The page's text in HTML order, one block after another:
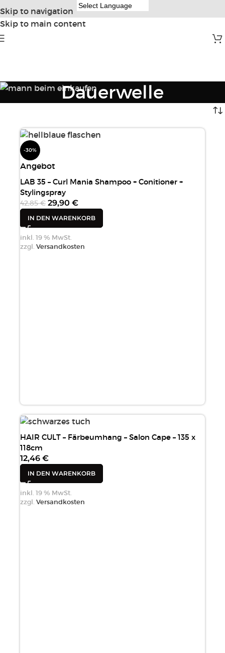
Skip to navigation
Skip to main content
Dauerwelle
-30%
Angebot
LAB 35 – Curl Mania Shampoo + Conitioner +
Stylingspray
42,85€ 29,90 €
IN DEN WARENKORB
inkl. 19 % MwSt.
zzgl. Versandkosten
HAIR CULT – Färbeumhang – Salon Cape – 135 x
118cm
12,46 €
IN DEN WARENKORB
inkl. 19 % MwSt.
zzgl. Versandkosten